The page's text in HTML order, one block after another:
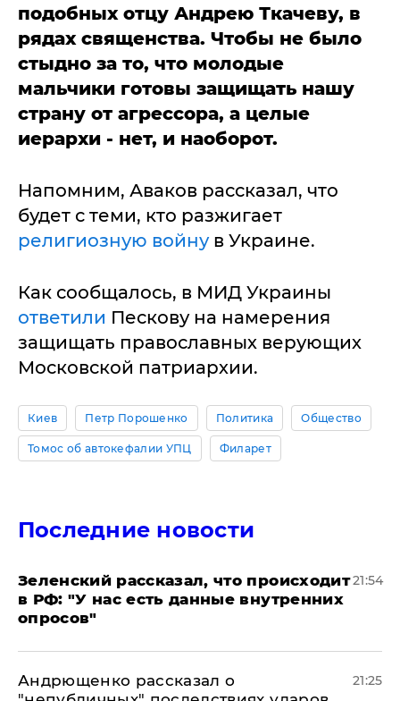
подобных отцу Андрею Ткачеву, в
рядах священства. Чтобы не было
стыдно за то, что молодые
мальчики готовы защищать нашу
страну от агрессора, а целые
иерархи - нет, и наоборот.
Напомним, Аваков рассказал, что
будет с теми, кто разжигает
религиозную войнув Украине.
Как сообщалось, в МИД Украины
ответили Пескову на намерения
защищать православных верующих
Московской патриархии.
Киев Петр Порошенко Политика Общество
Томос об автокефалии УПЦ Филарет
Последние новости
​Зеленский рассказал, что происходит
в РФ: "У нас есть данные внутренних
опросов"
21:54
Андрющенко рассказал о
21:25